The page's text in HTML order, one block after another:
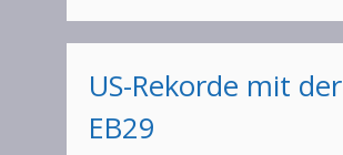
aus
Hause
US-Rekorde mit der
EB29